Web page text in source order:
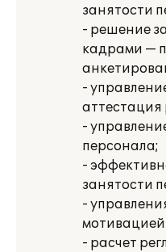
занятости
- решение
кадрами —
-
аттестация
-
персонала;
-
занятости
-
- расчет